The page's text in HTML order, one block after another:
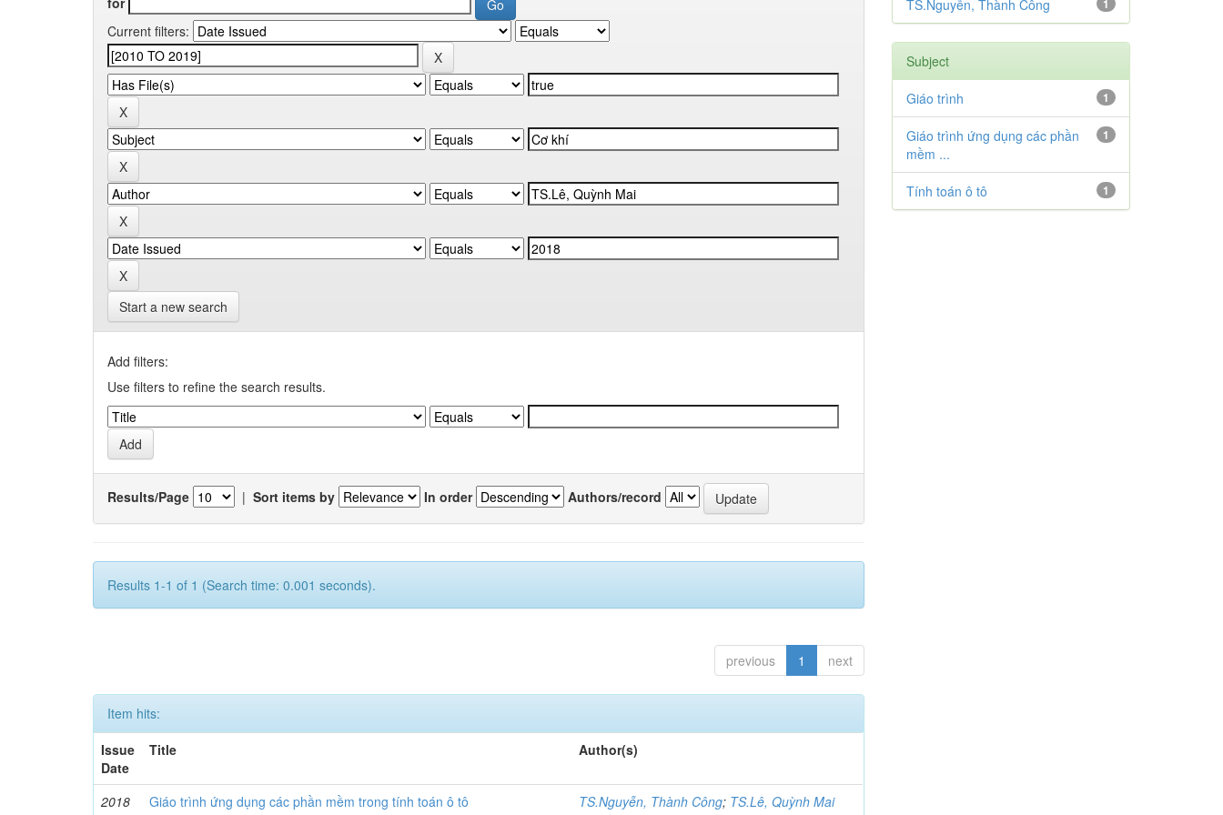
Current filters:
Start a new search
Add filters:
Use filters to refine the search results.
Results/Page | Sort items by In order Authors/record
Results 1-1 of 1 (Search time: 0.001 seconds).
previous 1 next
Item hits:
Issue
Date
Title Author(s)
2018 Giáo trình ứng dụng các phần mềm trong tính toán ô tô TS.Nguyễn, Thành Công; TS.Lê, Quỳnh Mai
1
TS.Nguyễn, Thành Công
Subject
1
Giáo trình
1
Giáo trình ứng dụng các phần
mềm ...
1
Tính toán ô tô